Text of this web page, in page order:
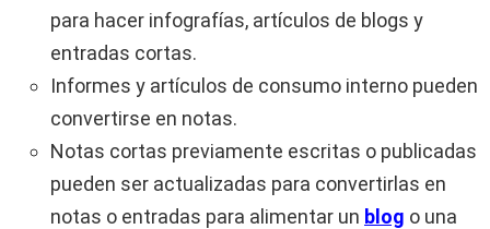
para hacer infografías, artículos de blogs y
entradas cortas.
Informes y artículos de consumo interno pueden
convertirse en notas.
Notas cortas previamente escritas o publicadas
pueden ser actualizadas para convertirlas en
notas o entradas para alimentar un blog o una